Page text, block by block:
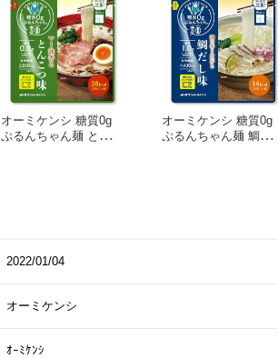
オーミケンシ 糖質0g
ぷるんちゃん麺 とんこ
オーミケンシ 糖質0g
ぷるんちゃん麺 鯛だし
2022/01/04
オーミケンシ
ｵｰﾐｹﾝｼ